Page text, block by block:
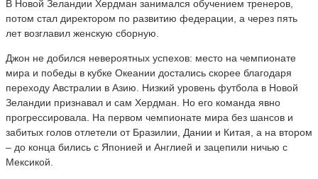
В Новой Зеландии Хердман занимался обучением тренеров,
потом стал директором по развитию федерации, а через пять
лет возглавил женскую сборную.
Джон не добился невероятных успехов: место на чемпионате
мира и победы в кубке Океании достались скорее благодаря
переходу Австралии в Азию. Низкий уровень футбола в Новой
Зеландии признавал и сам Хердман. Но его команда явно
прогрессировала. На первом чемпионате мира без шансов и
забитых голов отлетели от Бразилии, Дании и Китая, а на втором
– до конца бились с Японией и Англией и зацепили ничью с
Мексикой.